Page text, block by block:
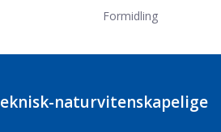
Formidling
naturvitenskapelige